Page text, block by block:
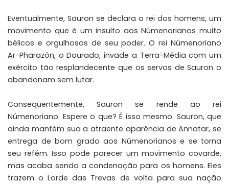
Eventualmente, Sauron se declara o rei dos homens, um
movimento que é um insulto aos Númenorianos muito
bélicos e orgulhosos de seu poder. O rei Númenoriano
Ar-Pharazôn, o Dourado, invade a Terra-Média com um
exército tão resplandecente que os servos de Sauron o
abandonam sem lutar.
Consequentemente, Sauron se rende ao rei
Númenoriano. Espere o que? É isso mesmo. Sauron, que
ainda mantém sua a atraente aparência de Annatar, se
entrega de bom grado aos Númenorianos e se torna
seu refém. Isso pode parecer um movimento covarde,
mas acaba sendo a condenação para os homens. Eles
trazem o Lorde das Trevas de volta para sua nação